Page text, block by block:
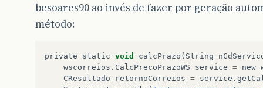
besoares90 ao invés de fazer por geração
método:
private static void calcPrazo ( String
wscorreios . CalcPrecoPrazoWS service = new
CResultado
retornoCorreios = service .